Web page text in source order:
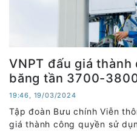
VNPT đấu giá
băng tần 3700-
19:46, 19/03/2024
Tập đoàn Bưu chính Viễn
giá thành công quyền sử